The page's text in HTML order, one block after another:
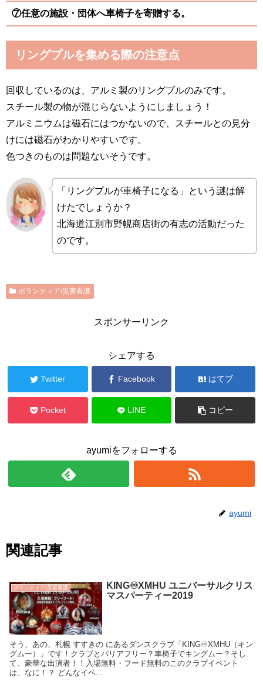
⑦任意の施設・団体へ車椅子を寄贈する。
リングプルを集める際の注意点
回収しているのは、アルミ製のリングプルのみです。
スチール製の物が混じらないようにしましょう！
アルミニウムは磁石にはつかないので、スチールとの見分
けには磁石がわかりやすいです。
色つきのものは問題ないそうです。
「リングプルが車椅子になる」という謎は解
けたでしょうか？
北海道江別市野幌商店街の有志の活動だった
のです。
ボランティア/災害看護
スポンサーリンク
シェアする
Twitter Facebook はてブ
Pocket LINE コピー
ayumiをフォローする
ayumi
関連記事
ボランティア/災害看護
KING♾XMHU ユニバーサルクリス
マスパーティー2019
そう、あの、札幌 すすきの にあるダンスクラブ「KING♾XMHU（キン
グムー）」です！クラブとバリアフリー？車椅子でキングムー？そし
て、豪華な出演者！！入場無料・フード無料のこのクラブイベント
は、なに！？ どんなイベ...